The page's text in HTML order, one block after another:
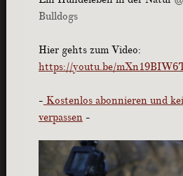
Bulldogs
Hier gehts zum Video:
https://youtu.be/
- Kostenlos abonnieren und
verpassen-